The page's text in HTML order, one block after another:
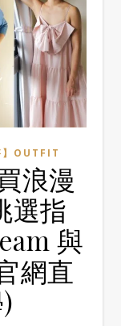
】OUTFIT
浪漫
選指
與
網直